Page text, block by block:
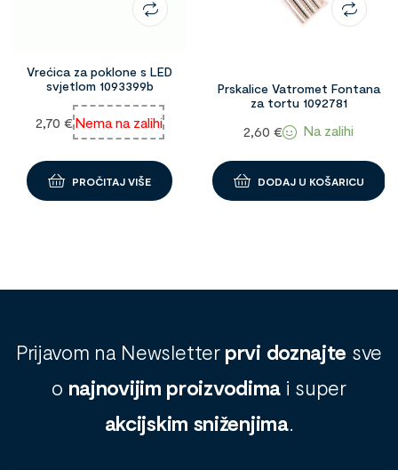
Vrećica za poklone s LED
svjetlom 1093399b
2,70 €Nema na zalihi
PROČITAJ VIŠE
Prskalice Vatromet Fontana
za tortu 1092781
2,60 € Na zalihi
DODAJ U KOŠARICU
Prijavom na Newsletter prvi doznajte sve
o najnovijim proizvodima i super
akcijskim sniženjima.